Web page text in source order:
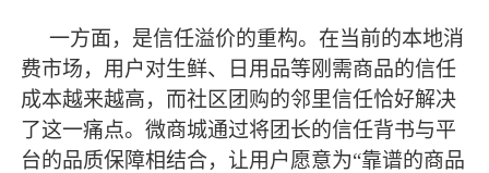
一方面，是信任溢价的重构。在当前的本地消
费市场，用户对生鲜、日用品等刚需商品的信任
成本越来越高，而社区团购的邻里信任恰好解决
了这一痛点。微商城通过将团长的信任背书与平
台的品质保障相结合，让用户愿意为“靠谱的商品